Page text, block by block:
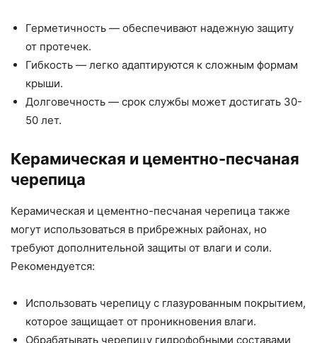
Герметичность — обеспечивают надежную защиту
от протечек.
Гибкость — легко адаптируются к сложным формам
крыши.
Долговечность — срок службы может достигать 30-
50 лет.
Керамическая и цементно-песчаная
черепица
Керамическая и цементно-песчаная черепица также
могут использоваться в прибрежных районах, но
требуют дополнительной защиты от влаги и соли.
Рекомендуется:
Использовать черепицу с глазурованным покрытием,
которое защищает от проникновения влаги.
Обрабатывать черепицу гидрофобными составами